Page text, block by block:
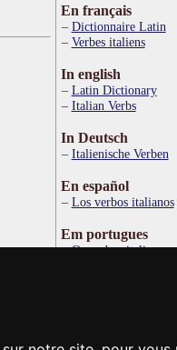
En français
Dictionnaire Latin
Verbes italiens
In english
Latin Dictionary
Italian Verbs
In Deutsch
Italienische Verben
En español
Los verbos italianos
Em portugues
Os verbos italianos
Ιταλικό Λεξικό